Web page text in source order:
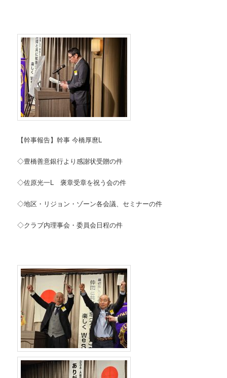
【幹事報告】幹事 今橋厚麿L
◇豊橋善意銀行より感謝状受贈の件
◇佐原光一L 褒章受章を祝う会の件
◇地区・リジョン・ゾーン各会議、セミナーの件
◇クラブ内理事会・委員会日程の件